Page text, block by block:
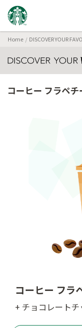
Home DISCOVER YOUR
コーヒー フラペ
コーヒー フラ
+ チョコレート